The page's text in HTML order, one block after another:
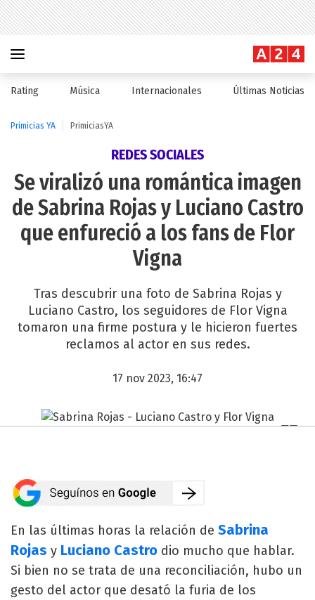
Rating Música Internacionales Últimas Noticias
Primicias YA PrimiciasYA
REDES SOCIALES
Se viralizó una romántica imagen
de Sabrina Rojas y Luciano Castro
que enfureció a los fans de Flor
Vigna
Tras descubrir una foto de Sabrina Rojas y
Luciano Castro, los seguidores de Flor Vigna
tomaron una firme postura y le hicieron fuertes
reclamos al actor en sus redes.
17 nov 2023, 16:47
En las últimas horas la relación de Sabrina
Rojas y Luciano Castro dio mucho que hablar.
Si bien no se trata de una reconciliación, hubo un
gesto del actor que desató la furia de los